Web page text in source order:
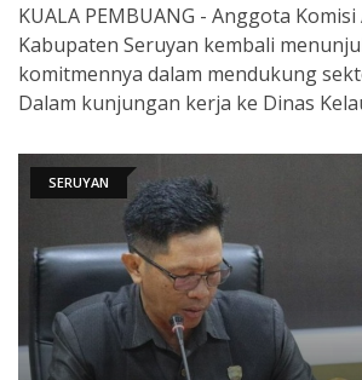
KUALA PEMBUANG - Anggota Komisi
Kabupaten Seruyan kembali
komitmennya dalam mendukung
Dalam kunjungan kerja ke Dinas
SERUYAN